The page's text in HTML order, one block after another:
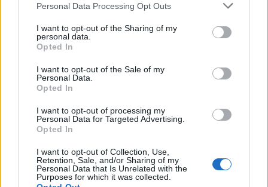
Please note that this website/app uses one or more Google
not limited to your visit or usage behaviour. You may click to
grant or deny consent to Google and its third-party tags to
use your data for below specified purposes in below Google
consent section.
Personal Data Processing Opt Outs
I want to opt-out of the Sharing of my
personal data.
Opted In
I want to opt-out of the Sale of my
Personal Data.
Opted In
I want to opt-out of processing my
Personal Data for Targeted Advertising.
Opted In
I want to opt-out of Collection, Use,
Retention, Sale, and/or Sharing of my
Personal Data that Is Unrelated with the
Purposes for which it was collected.
A kritikákat háromtagú zsűri bírálja el:
Média és Művészetelméleti Intézet
Kőszeg Áron
Pócsik Andrea egyetemi tanár, PPKE
Kommunikáció- és Médiatudományi Intézet
Az első öt helyezettajándék dvd és
könyvcsomag
valamint publikálási lehetőséget kap a
filmtett.hu Erdélyi Filmes Portálon.